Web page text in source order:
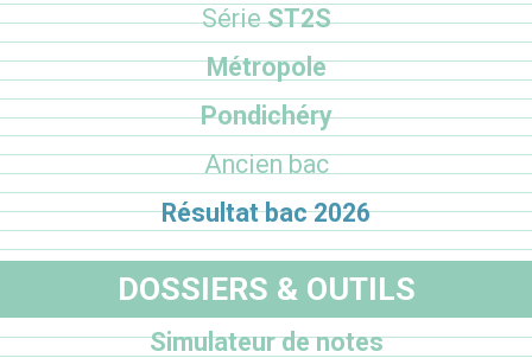
SérieST2S
Métropole
Pondichéry
Ancien bac
Résultat bac 2026
DOSSIERS & OUTILS
Simulateur de notes